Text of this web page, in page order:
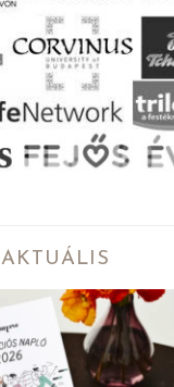
AKTUÁLIS